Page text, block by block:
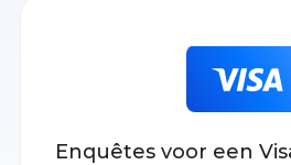
Enquêtes voor een